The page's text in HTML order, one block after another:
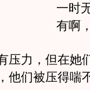
一时
有啊
力，但在她
他们被压得喘